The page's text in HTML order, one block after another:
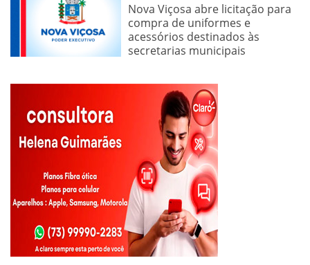
Nova Viçosa abre licitação para
compra de uniformes e
acessórios destinados às
secretarias municipais